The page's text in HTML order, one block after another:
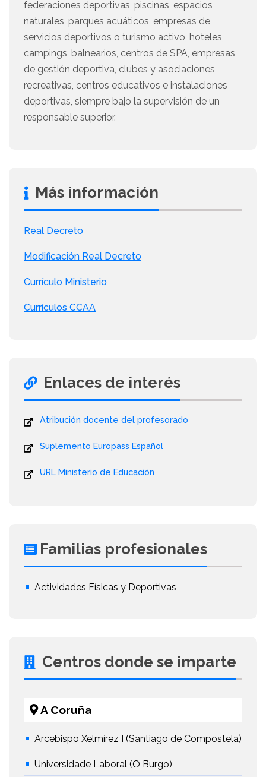
federaciones deportivas, piscinas, espacios
naturales, parques acuáticos, empresas de
servicios deportivos o turismo activo, hoteles,
campings, balnearios, centros de SPA, empresas
de gestión deportiva, clubes y asociaciones
recreativas, centros educativos e instalaciones
deportivas, siempre bajo la supervisión de un
responsable superior.
Más información
Real Decreto
Modificación Real Decreto
Currículo Ministerio
Currículos CCAA
Enlaces de interés
Atribución docente del profesorado
Suplemento Europass Español
URL Ministerio de Educación
Familias profesionales
Actividades Físicas y Deportivas
Centros donde se imparte
A Coruña
Arcebispo Xelmírez I (Santiago de Compostela)
Universidade Laboral (O Burgo)